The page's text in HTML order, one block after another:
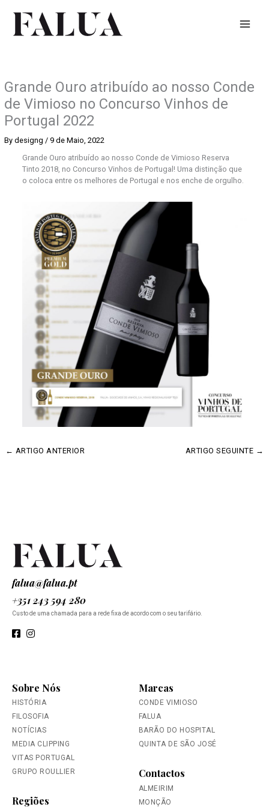
content
Grande Ouro atribuído ao nosso Conde
de Vimioso no Concurso Vinhos de
Portugal 2022
By designg / 9 de Maio, 2022
Grande Ouro atribuído ao nosso Conde de Vimioso Reserva
Tinto 2018, no Concurso Vinhos de Portugal! Uma distinção que
o coloca entre os melhores de Portugal e nos enche de orgulho.
← ARTIGO ANTERIOR ARTIGO SEGUINTE →
falua@falua.pt
+351 243 594 280
Custo de uma chamada para a rede fixa de acordo com o seu tarifário.
Sobre Nós
HISTÓRIA
FILOSOFIA
NOTÍCIAS
MEDIA CLIPPING
VITAS PORTUGAL
GRUPO ROULLIER
Regiões
Marcas
CONDE VIMIOSO
FALUA
BARÃO DO HOSPITAL
QUINTA DE SÃO JOSÉ
Contactos
ALMEIRIM
MONÇÃO